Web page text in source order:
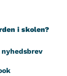
i skolen?
nyhedsbrev